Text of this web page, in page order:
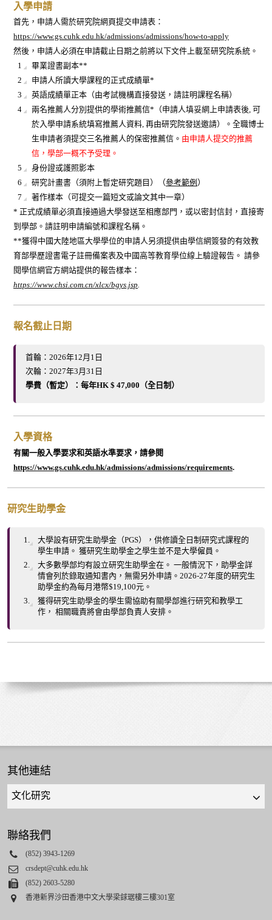
入學申請
首先，申請人需於研究院網頁提交申請表：
https://www.gs.cuhk.edu.hk/admissions/admissions/how-to-apply
然後，申請人必須在申請截止日期之前將以下文件上載至研究院系統。
畢業證書副本**
申請人所讀大學課程的正式成績單*
英語成績單正本（由考試機構直接發送，請註明課程名稱）
兩名推薦人分別提供的學術推薦信*（申請人填妥網上申請表後, 可
於入學申請系統填寫推薦人資料, 再由研究院發送邀請）。全職博士
生申請者須提交三名推薦人的保密推薦信。 由申請人提交的推薦
信，學部一概不予受理。
身份證或護照影本
研究計畫書（須附上暫定研究題目）（參考範例 ）
著作樣本（可提交一篇短文或論文其中一章）
* 正式成績單必須直接通過大學發送至相應部門，或以密封信封，直接寄
到學部。請註明申請編號和課程名稱。
**獲得中國大陸地區大學學位的申請人另須提供由學信網簽發的有效教
育部學歷證書電子註冊備案表及中國高等教育學位線上驗證報告。 請參
閱學信網官方網站提供的報告樣本：
https://www.chsi.com.cn/xlcx/bgys.jsp.
報名截止日期
首輪：2026年12月1日
次輪：2027年3月31日
學費（暫定）：每年HK $ 47,000（全日制）
入學資格
有關一般入學要求和英語水準要求，請參閱
https://www.gs.cuhk.edu.hk/admissions/admissions/requirements.
研究生助學金
大學設有研究生助學金（PGS），供修讀全日制研究式課程的
學生申請。 獲研究生助學金之學生並不是大學僱員。
大多數學部均有設立研究生助學金在。 一般情況下，助學金詳
情會列於錄取通知書內，無需另外申請。2026-27年度的研究生
助學金約為每月港幣$19,100元。
獲得研究生助學金的學生需協助有關學部進行研究和教學工
作， 相關職責將會由學部負責人安排。
其他連結
Quick
links
select
聯絡我們
Phone
(852) 3943-1269
Email
crsdept@cuhk.edu.hk
Fax(852) 2603-5280
Address
香港新界沙田香港中文大學梁銶琚樓三樓301室